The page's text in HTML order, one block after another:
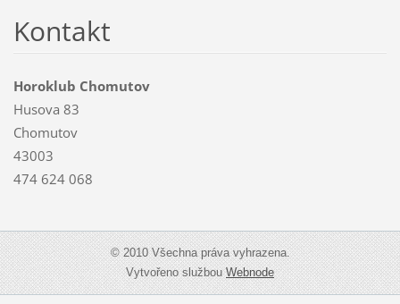
Kontakt
Horoklub Chomutov
Husova 83
Chomutov
43003
474 624 068
© 2010 Všechna práva vyhrazena.
Vytvořeno službouWebnode